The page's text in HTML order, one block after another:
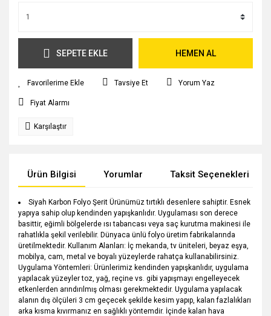
SEPETE EKLE HEMEN AL
Tavsiye Et Yorum Yaz
Fiyat Alarmı
Karşılaştır
Ürün Bilgisi Yorumlar Taksit Seçenekleri
Siyah Karbon Folyo Şerit Ürünümüz tırtıklı desenlere sahiptir. Esnek
yapıya sahip olup kendinden yapışkanlıdır. Uygulaması son derece
basittir, eğimli bölgelerde ısı tabancası veya saç kurutma makinesi ile
rahatlıkla şekil verilebilir. Dünyaca ünlü folyo üretim fabrikalarında
üretilmektedir. Kullanım Alanları: İç mekanda, tv üniteleri, beyaz eşya,
mobilya, cam, metal ve boyalı yüzeylerde rahatça kullanabilirsiniz.
Uygulama Yöntemleri: Ürünlerimiz kendinden yapışkanlıdır, uygulama
yapılacak yüzeyler toz, yağ, reçine vs. gibi yapışmayı engelleyecek
etkenlerden arındırılmış olması gerekmektedir. Uygulama yapılacak
alanın dış ölçüleri 3 cm geçecek şekilde kesim yapıp, kalan fazlalıkları
arka kısma kıvırmanız en sağlıklı yöntemdir. İçinde kalan hava